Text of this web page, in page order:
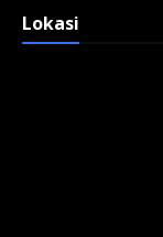
Lokasi